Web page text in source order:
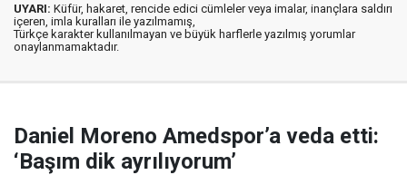
UYARI: Küfür, hakaret, rencide edici cümleler veya imalar, inançlara saldırı
içeren, imla kuralları ile yazılmamış,
Türkçe karakter kullanılmayan ve büyük harflerle yazılmış yorumlar
onaylanmamaktadır.
Daniel Moreno Amedspor’a veda etti:
‘Başım dik ayrılıyorum’